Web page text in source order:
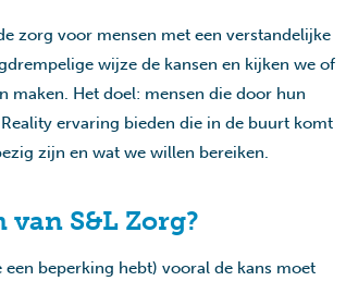
zorg voor mensen met een verstandelijke
wijze de kansen en kijken we of
maken. Het doel: mensen die door hun
ervaring bieden die in de buurt komt
zijn en wat we willen bereiken.
S&L Zorg?
beperking hebt) vooral de kans moet